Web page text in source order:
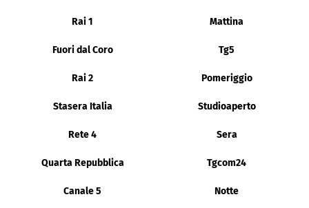
Rai 1 Mattina
Fuori dal Coro Tg5
Rai 2 Pomeriggio
Stasera Italia Studioaperto
Rete 4 Sera
Quarta Repubblica Tgcom24
Canale 5 Notte